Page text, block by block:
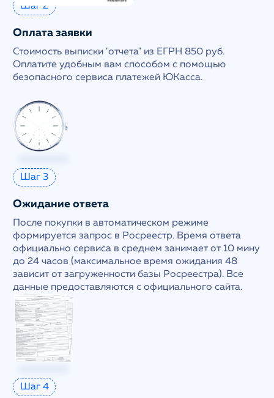
Шаг 2
Оплата заявки
Стоимость выписки "отчета" из ЕГРН 850 руб.
Оплатите удобным вам способом с помощью
безопасного сервиса платежей ЮКасса.
Шаг 3
Ожидание ответа
После покупки в автоматическом режиме
формируется запрос в Росреестр. Время ответа
официально сервиса в среднем занимает от 10 мину
до 24 часов (максимальное время ожидания 48
зависит от загруженности базы Росреестра). Все
данные предоставляются с официального сайта.
Шаг 4